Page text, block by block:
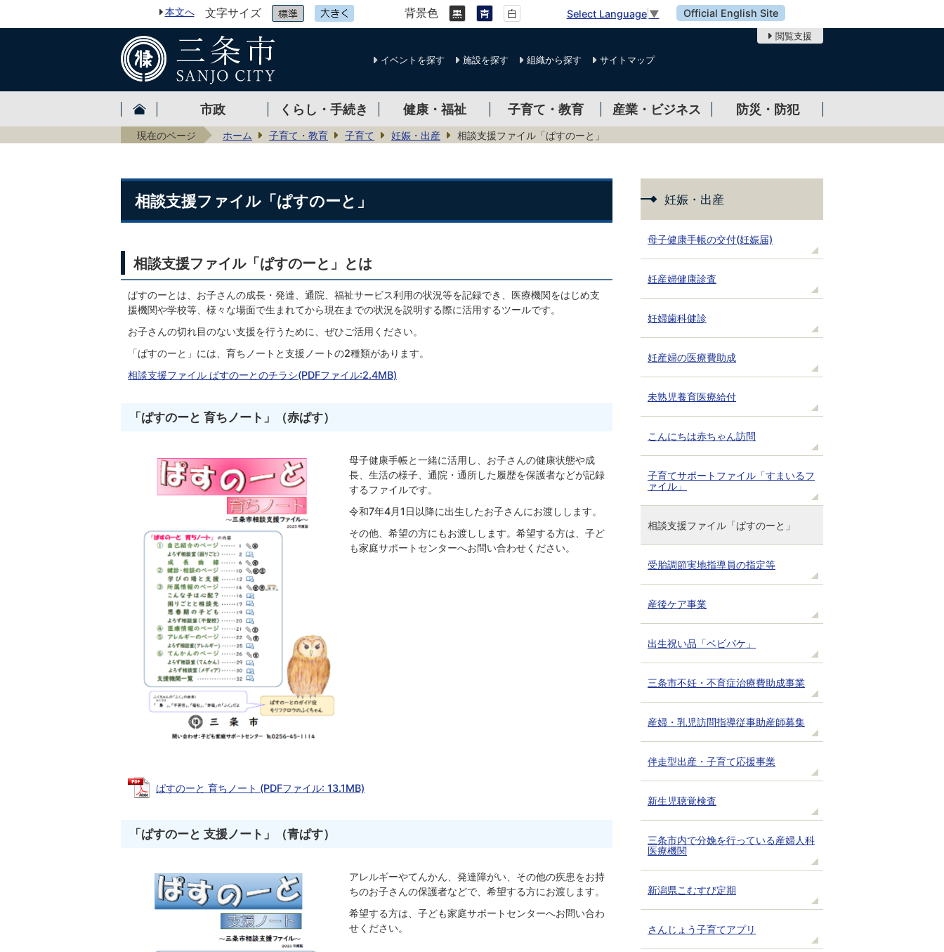
本文へ 文字サイズ 背景色 Select Language ▼ Official English Site
閲覧支援
イベントを探す 施設を探す 組織から探す サイトマップ
市政 くらし・手続き 健康・福祉 子育て・教育 産業・ビジネス 防災・防犯
現在のページ ホーム 子育て・教育 子育て 妊娠・出産 相談支援ファイル「ぱすのーと」
相談支援ファイル「ぱすのーと」
相談支援ファイル「ぱすのーと」とは
ぱすのーとは、お子さんの成長・発達、通院、福祉サービス利用の状況等を記録でき、医療機関をはじめ支
援機関や学校等、様々な場面で生まれてから現在までの状況を説明する際に活用するツールです。
お子さんの切れ目のない支援を行うために、ぜひご活用ください。
「ぱすのーと」には、育ちノートと支援ノートの2種類があります。
相談支援ファイル ぱすのーとのチラシ(PDFファイル:2.4MB)
「ぱすのーと 育ちノート」（赤ぱす）
母子健康手帳と一緒に活用し、お子さんの健康状態や成
長、生活の様子、通院・通所した履歴を保護者などが記録
するファイルです。
令和7年4月1日以降に出生したお子さんにお渡しします。
その他、希望の方にもお渡しします。希望する方は、子ど
も家庭サポートセンターへお問い合わせください。
ぱすのーと 育ちノート (PDFファイル: 13.1MB)
「ぱすのーと 支援ノート」（青ぱす）
アレルギーやてんかん、発達障がい、その他の疾患をお持
ちのお子さんの保護者などで、希望する方にお渡します。
希望する方は、子ども家庭サポートセンターへお問い合わ
せください。
妊娠・出産
母子健康手帳の交付(妊娠届)
妊産婦健康診査
妊婦歯科健診
妊産婦の医療費助成
未熟児養育医療給付
こんにちは赤ちゃん訪問
子育てサポートファイル「すまいるフ
ァイル」
相談支援ファイル「ぱすのーと」
受胎調節実地指導員の指定等
産後ケア事業
出生祝い品「ベビパケ」
三条市不妊・不育症治療費助成事業
産婦・乳児訪問指導従事助産師募集
伴走型出産・子育て応援事業
新生児聴覚検査
三条市内で分娩を行っている産婦人科
医療機関
新潟県こむすび定期
さんじょう子育てアプリ